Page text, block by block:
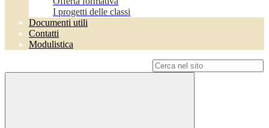
I progetti delle classi
Documenti utili
Contatti
Modulistica